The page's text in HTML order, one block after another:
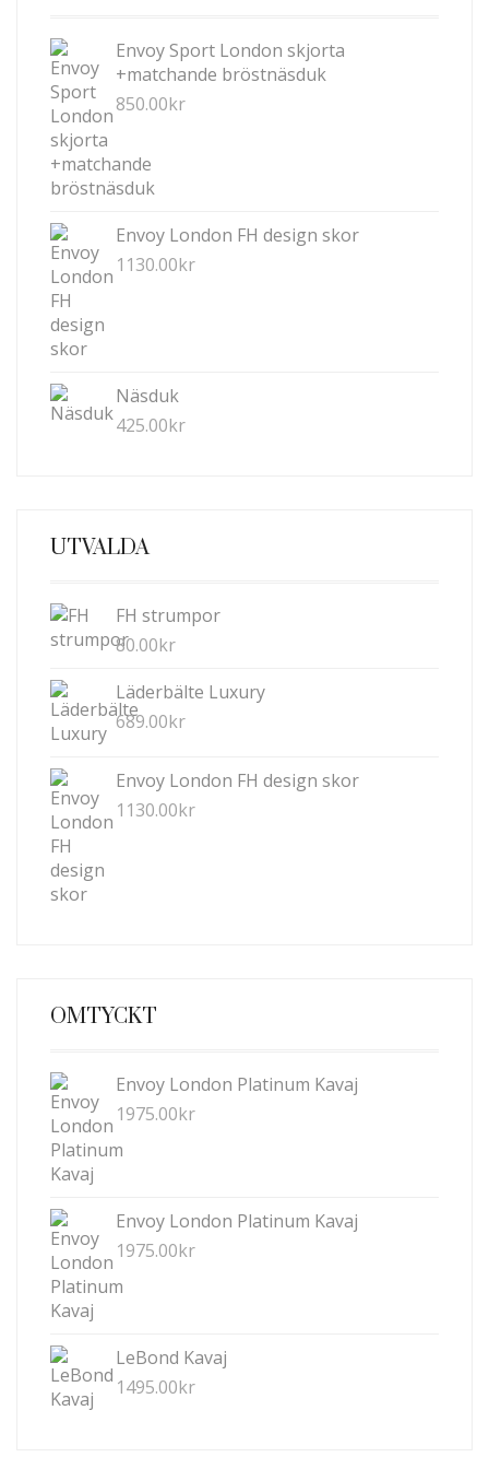
KAN
VÄLJAS
PRODUKTSIDAN
Envoy Sport London skjorta
+matchande bröstnäsduk
850.00kr
Envoy London FH design skor
1130.00kr
Näsduk
425.00kr
UTVALDA
FH strumpor
80.00kr
Läderbälte Luxury
689.00kr
Envoy London FH design skor
1130.00kr
OMTYCKT
Envoy London Platinum Kavaj
1975.00kr
Envoy London Platinum Kavaj
1975.00kr
LeBond Kavaj
1495.00kr